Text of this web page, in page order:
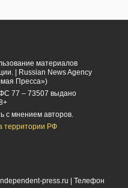
материалов
| Russian News Agency
Пресса»)
77 – 73507 выдано
с мнением авторов.
территории РФ
press.ru
| Телефон